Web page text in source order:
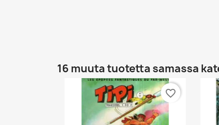
16 muuta tuotetta samassa
favorite_border